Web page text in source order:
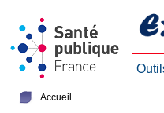
Accueil